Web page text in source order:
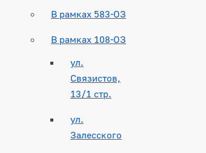
В рамках 583-ОЗ
В рамках 108-ОЗ
ул.
Связистов,
13/1 стр.
ул.
Залесского